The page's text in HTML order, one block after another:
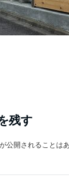
残す
公開されることは